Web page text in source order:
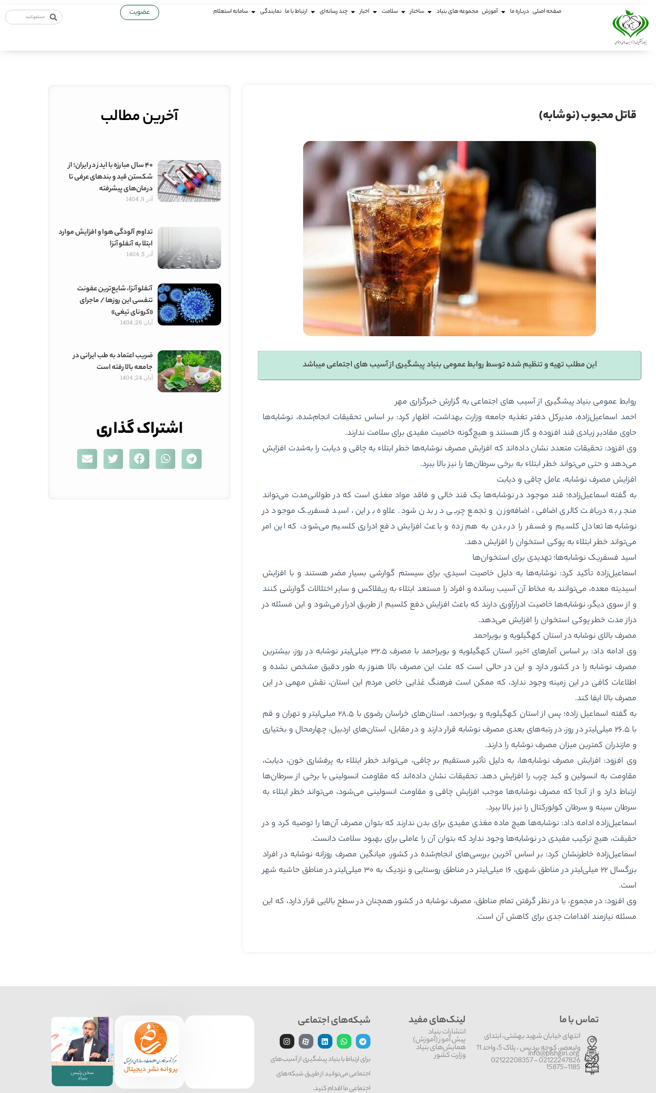
صفحه اصلی درباره ما آموزش مجموعه های بنیاد ساختار سلامت اخبار چند رسانه‌ای ارتباط با ما نمایندگی سامانه استعلام عضویت
قاتل محبوب (نوشابه)
این مطلب تهیه و تنظیم شده توسط روابط عمومی بنیاد پیشگیری از آسیب های اجتماعی میباشد
روابط عمومی بنیاد پیشگیری از آسیب های اجتماعی به گزارش خبرگزاری مهر
احمد اسماعیل‌زاده، مدیرکل دفتر تغذیه جامعه وزارت بهداشت، اظهار کرد: بر اساس تحقیقات انجام‌شده، نوشابه‌ها
حاوی مقادیر زیادی قند افزوده و گاز هستند و هیچ‌گونه خاصیت مفیدی برای سلامت ندارند.
وی افزود: تحقیقات متعدد نشان داده‌اند که افزایش مصرف نوشابه‌ها خطر ابتلاء به چاقی و دیابت را به‌شدت افزایش
می‌دهد و حتی می‌تواند خطر ابتلاء به برخی سرطان‌ها را نیز بالا ببرد.
افزایش مصرف نوشابه، عامل چاقی و دیابت
به گفته اسماعیل‌زاده؛ قند موجود در نوشابه‌ها یک قند خالی و فاقد مواد مغذی است که در طولانی‌مدت می‌تواند
منجر به دریافت کالری اضافی، اضافه‌وزن و تجمع چربی در بدن شود. علاوه بر این، اسید فسفریک موجود در
نوشابه‌ها تعادل کلسیم و فسفر را در بدن به هم زده و باعث افزایش دفع ادراری کلسیم می‌شود، که این امر
می‌تواند خطر ابتلاء به پوکی استخوان را افزایش دهد.
اسید فسفریک نوشابه‌ها؛ تهدیدی برای استخوان‌ها
اسماعیل‌زاده تأکید کرد: نوشابه‌ها به دلیل خاصیت اسیدی، برای سیستم گوارشی بسیار مضر هستند و با افزایش
اسیدیته معده، می‌توانند به مخاط آن آسیب رسانده و افراد را مستعد ابتلاء به ریفلاکس و سایر اختلالات گوارشی کنند
و از سوی دیگر، نوشابه‌ها خاصیت ادرارآوری دارند که باعث افزایش دفع کلسیم از طریق ادرار می‌شود و این مسئله در
دراز مدت خطر پوکی استخوان را افزایش می‌دهد.
مصرف بالای نوشابه در استان کهگیلویه و بویراحمد
وی ادامه داد: بر اساس آمارهای اخیر، استان کهگیلویه و بویراحمد با مصرف ۳۲.۵ میلی‌لیتر نوشابه در روز، بیشترین
مصرف نوشابه را در کشور دارد و این در حالی است که علت این مصرف بالا هنوز به طور دقیق مشخص نشده و
اطلاعات کافی در این زمینه وجود ندارد، که ممکن است فرهنگ غذایی خاص مردم این استان، نقش مهمی در این
مصرف بالا ایفا کند.
به گفته اسماعیل زاده؛ پس از استان کهگیلویه و بویراحمد، استان‌های خراسان رضوی با ۲۸.۵ میلی‌لیتر و تهران و قم
با ۲۶.۵ میلی‌لیتر در روز، در رتبه‌های بعدی مصرف نوشابه قرار دارند و در مقابل، استان‌های اردبیل، چهارمحال و بختیاری
و مازندران کمترین میزان مصرف نوشابه را دارند.
وی افزود: افزایش مصرف نوشابه‌ها، به دلیل تأثیر مستقیم بر چاقی، می‌تواند خطر ابتلاء به پرفشاری خون، دیابت،
مقاومت به انسولین و کبد چرب را افزایش دهد. تحقیقات نشان داده‌اند که مقاومت انسولینی با برخی از سرطان‌ها
ارتباط دارد و از آنجا که مصرف نوشابه‌ها موجب افزایش چاقی و مقاومت انسولینی می‌شود، می‌تواند خطر ابتلاء به
سرطان سینه و سرطان کولورکتال را نیز بالا ببرد.
اسماعیل‌زاده ادامه داد: نوشابه‌ها هیچ ماده مغذی مفیدی برای بدن ندارند که بتوان مصرف آن‌ها را توصیه کرد و در
حقیقت، هیچ ترکیب مفیدی در نوشابه‌ها وجود ندارد که بتوان آن را عاملی برای بهبود سلامت دانست.
اسماعیل‌زاده خاطرنشان کرد: بر اساس آخرین بررسی‌های انجام‌شده در کشور، میانگین مصرف روزانه نوشابه در افراد
بزرگسال ۲۲ میلی‌لیتر در مناطق شهری، ۱۶ میلی‌لیتر در مناطق روستایی و نزدیک به ۳۰ میلی‌لیتر در مناطق حاشیه شهر
است.
وی افزود: در مجموع، با در نظر گرفتن تمام مناطق، مصرف نوشابه در کشور همچنان در سطح بالایی قرار دارد، که این
مسئله نیازمند اقدامات جدی برای کاهش آن است.
آخرین مطالب
۴۰ سال مبارزه با ایدز در ایران؛ از
شکستن قید و بندهای عرفی تا
درمان‌های پیشرفته
آذر 9, 1404
تداوم آلودگی هوا و افزایش موارد
ابتلا به آنفلوآنزا
آذر 5, 1404
آنفلوآنزا، شایع‌ترین عفونت
تنفسی این روزها / ماجرای
«کرونای تیغی»
آبان 26, 1404
ضریب اعتماد به طب ایرانی در
جامعه بالا رفته است
آبان 24, 1404
اشتراک گذاری
تماس با ما
انتهای خیابان شهید بهشتی، ابتدای
ولیعصر، کوچه پردیس ، پلاک 5، واحد 11
info@pishgiri.org
02122247826 - 02122208357
15875-1185
لینک‌های مفید
انتشارات بنیاد
پیش آموز (آموزش)
همایش‌های بنیاد
وزارت کشور
شبکه‌های اجتماعی
برای ارتباط با بنیاد پیشگیری از آسیب‌های
اجتماعی می‌توانید از طریق شبکه‌‎های
اجتماعی ما اقدام کنید.
سخن رئیس
بنیاد